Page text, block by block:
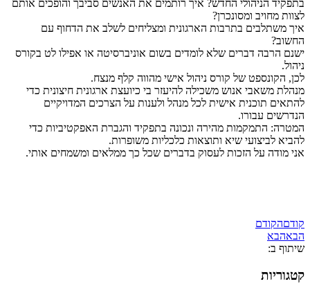
בתפקיד הניהולי החדש? איך רותמים את האנשים סביבך והופכים אותם
לצוות מחויב ומסונכרן?
איך משתלבים בתרבות הארגונית ומצליחים לשלב את הדחוף עם
החשוב?
ישנם הרבה דברים שלא לומדים בשום אוניברסיטה או אפילו לט בקורס
ניהול.
לכן, הקונספט של קורס ניהול אישי מהווה קלף מנצח.
מנהלת משאבי אנוש משכילה להיעזר בי כיועצת ארגונית חיצונית כדי
להתאים תוכנית אישית לכל מנהל ולענות על הצרכים המדויקיים
הנדרשים עבורו.
המטרה: התמקמות מהירה ונכונה בתפקיד והגברת האפקטיביות כדי
להביא לביצועי שיא ותוצאות כלכליות משופרות.
אני מודה על הזכות לעסוק בדברים שכל כך ממלאים ומשמחים אותי.
קודםהקודם
הבאהבא
שיתוף ב:
קטגוריות